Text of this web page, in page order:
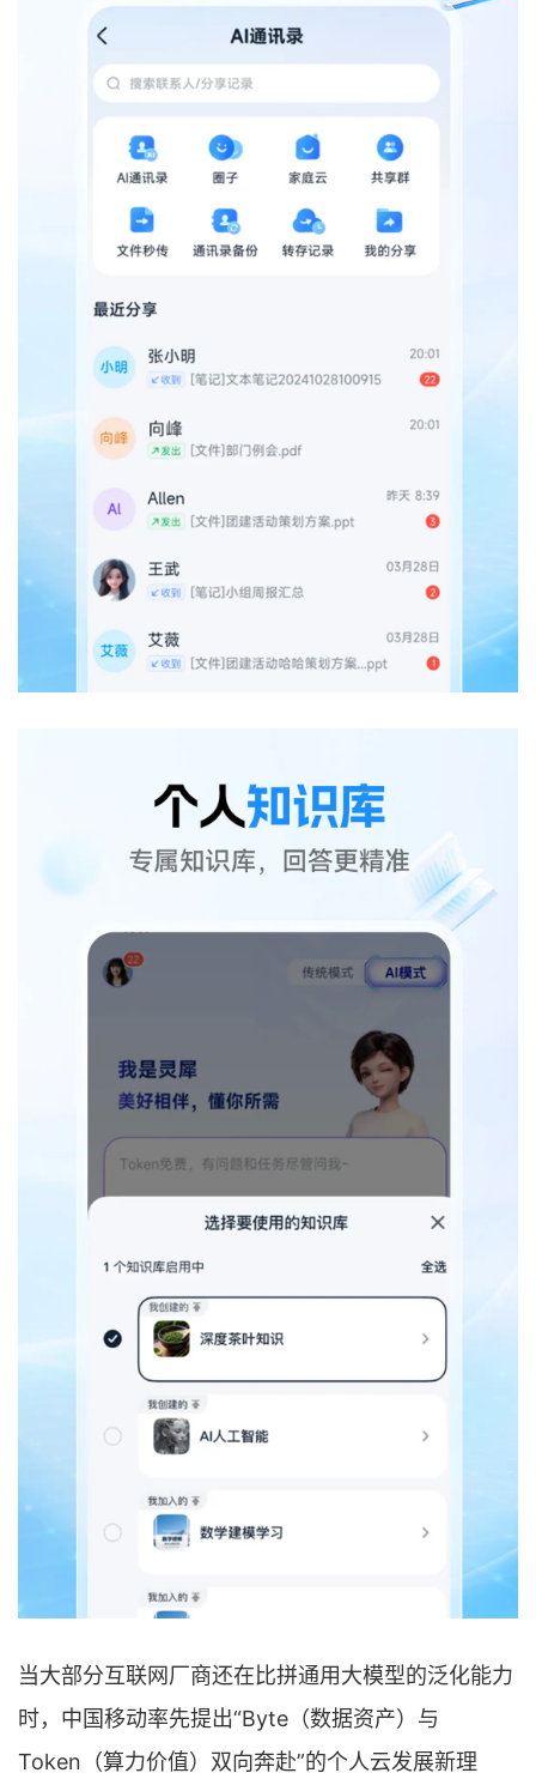
当大部分互联网厂商还在比拼通用大模型的泛化能力
时，中国移动率先提出“Byte（数据资产）与
Token（算力价值）双向奔赴”的个人云发展新理